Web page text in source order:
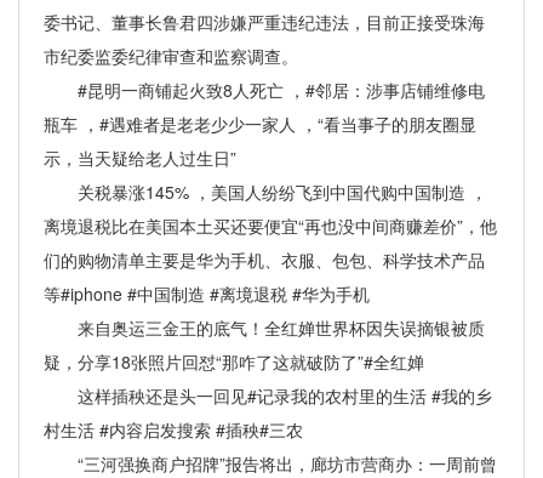
委书记、董事长鲁君四涉嫌严重违纪违法，目前正接受珠海
市纪委监委纪律审查和监察调查。
#昆明一商铺起火致8人死亡 ，#邻居：涉事店铺维修电
瓶车 ，#遇难者是老老少少一家人 ，“看当事子的朋友圈显
示，当天疑给老人过生日”
关税暴涨145% ，美国人纷纷飞到中国代购中国制造 ，
离境退税比在美国本土买还要便宜“再也没中间商赚差价”，他
们的购物清单主要是华为手机、衣服、包包、科学技术产品
等#iphone #中国制造 #离境退税 #华为手机
来自奥运三金王的底气！全红婵世界杯因失误摘银被质
疑，分享18张照片回怼“那咋了这就破防了”#全红婵
这样插秧还是头一回见#记录我的农村里的生活 #我的乡
村生活 #内容启发搜索 #插秧#三农
“三河强换商户招牌”报告将出，廊坊市营商办：一周前曾